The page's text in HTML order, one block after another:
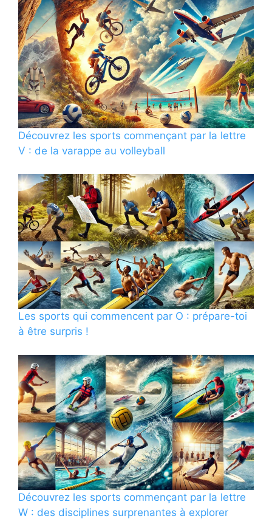
Découvrez les sports commençant par la lettre
V : de la varappe au volleyball
Les sports qui commencent par O : prépare-toi
à être surpris !
Découvrez les sports commençant par la lettre
W : des disciplines surprenantes à explorer